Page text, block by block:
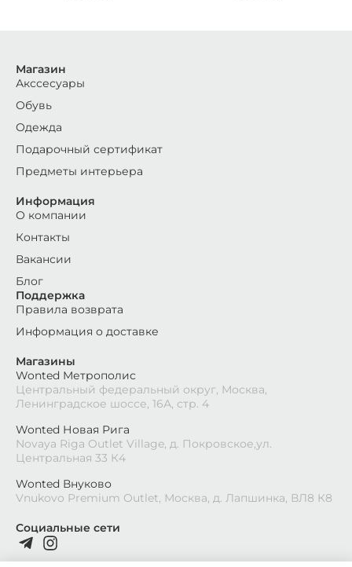
Социальные сети
Магазины
Wonted Метрополис
Центральный федеральный округ, Москва,
Ленинградское шоссе, 16А, стр. 4
Wonted Новая Рига
Novaya Riga Outlet Village, д. Покровское,ул.
Центральная 33 К4
Wonted Внуково
Vnukovo Premium Outlet, Москва, д. Лапшинка, ВЛ8 К8
Магазин
Акссесуары
Обувь
Одежда
Подарочный сертификат
Предметы интерьера
Информация
О компании
Контакты
Вакансии
Блог
Поддержка
Правила возврата
Информация о доставке